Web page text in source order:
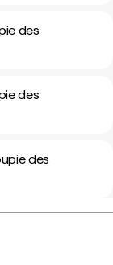
des
des
des